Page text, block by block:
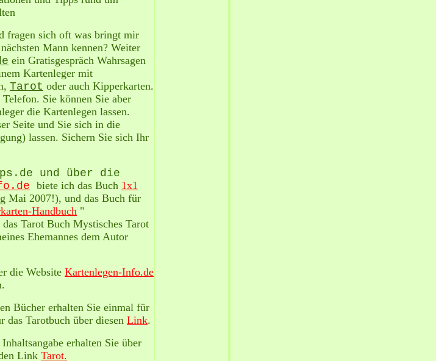
fragen sich oft was bringt mir
Mann kennen? Weiter
ein Gratisgespräch Wahrsagen
Kartenleger mit
, Tarot oder auch Kipperkarten.
Sie können Sie aber
die Kartenlegen lassen.
Seite und Sie sich in die
lassen. Sichern Sie sich Ihr
und über die
biete ich das Buch 1x1
Mai 2007!), und das Buch für
Handbuch "
Tarot Buch Mystisches Tarot
Ehemannes dem Autor
die Website Kartenlegen-Info.de
Bücher erhalten Sie einmal für
das Tarotbuch über diesen Link.
erhalten Sie über
Link Tarot.